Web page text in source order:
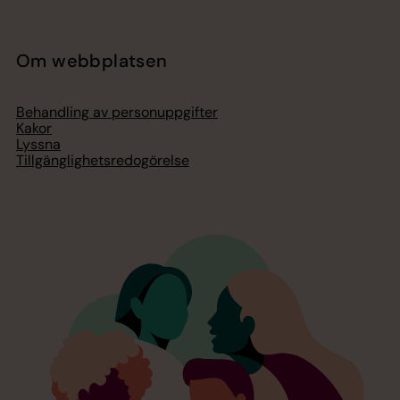
Om webbplatsen
Behandling av personuppgifter
Kakor
Lyssna
Tillgänglighetsredogörelse